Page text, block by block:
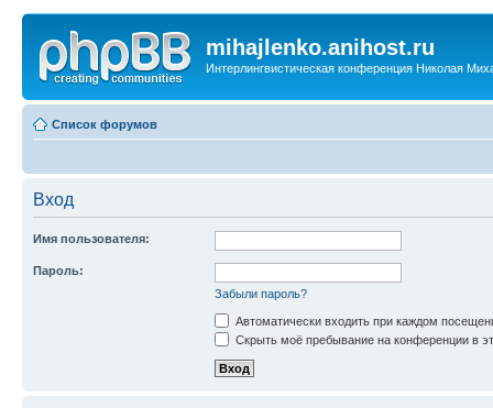
mihajlenko.anihost.ru
Интерлингвистическая конференция Николая
Список форумов
Вход
Имя пользователя:
Пароль:
Забыли пароль?
Автоматически входить при каждом
Скрыть моё пребывание на конференции в